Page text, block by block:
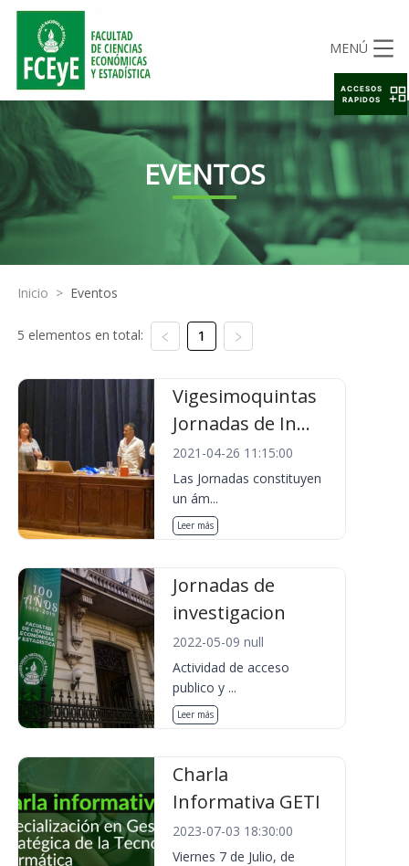
MENÚ
EVENTOS
Inicio > Eventos
5 elementos en total: 1
Vigesimoquintas
Jornadas de In...
2021-04-26 11:15:00
Las Jornadas constituyen
un ám...
Leer más
Jornadas de
investigacion
2022-05-09 null
Actividad de acceso
publico y ...
Leer más
Charla
Informativa GETI
2023-07-03 18:30:00
Viernes 7 de Julio, de
ACCESOS
RAPIDOS